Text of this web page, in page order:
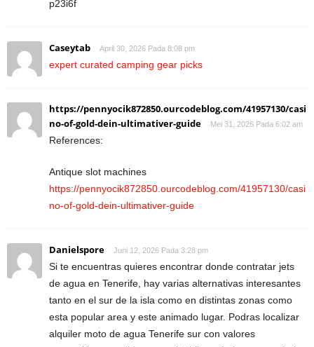
p23i6f
Caseytab April 30, 2026 Pada 8:08 pm
expert curated camping gear picks
https://pennyocik872850.ourcodeblog.com/41957130/casi
no-of-gold-dein-ultimativer-guide
Mei 31, 2026 Pada 6:02 am
References:
Antique slot machines
https://pennyocik872850.ourcodeblog.com/41957130/casi
no-of-gold-dein-ultimativer-guide
Danielspore Juni 12, 2026 Pada 3:28 pm
Si te encuentras quieres encontrar donde contratar jets
de agua en Tenerife, hay varias alternativas interesantes
tanto en el sur de la isla como en distintas zonas como
esta popular area y este animado lugar. Podras localizar
alquiler moto de agua Tenerife sur con valores